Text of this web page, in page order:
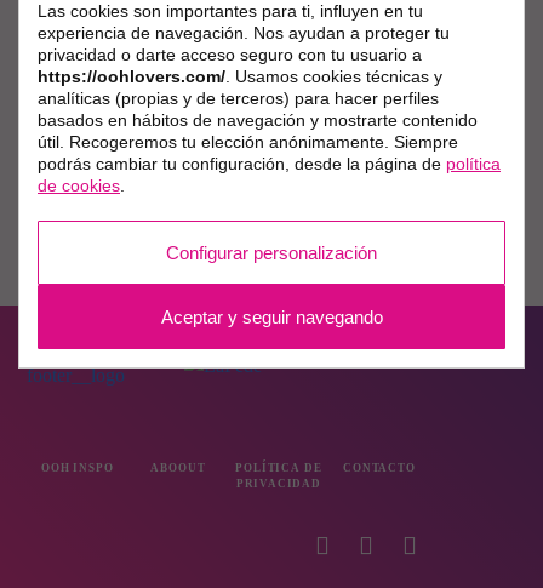
OOH INSPO ABOOUT
POLÍTICA DE
PRIVACIDAD
CONTACTO
Las cookies son importantes para ti, influyen en tu
experiencia de navegación. Nos ayudan a proteger tu
privacidad o darte acceso seguro con tu usuario a
https://oohlovers.com/. Usamos cookies técnicas y
analíticas (propias y de terceros) para hacer perfiles
basados en hábitos de navegación y mostrarte contenido
útil. Recogeremos tu elección anónimamente. Siempre
podrás cambiar tu configuración, desde la página de política
de cookies.
Configurar personalización
Aceptar y seguir navegando